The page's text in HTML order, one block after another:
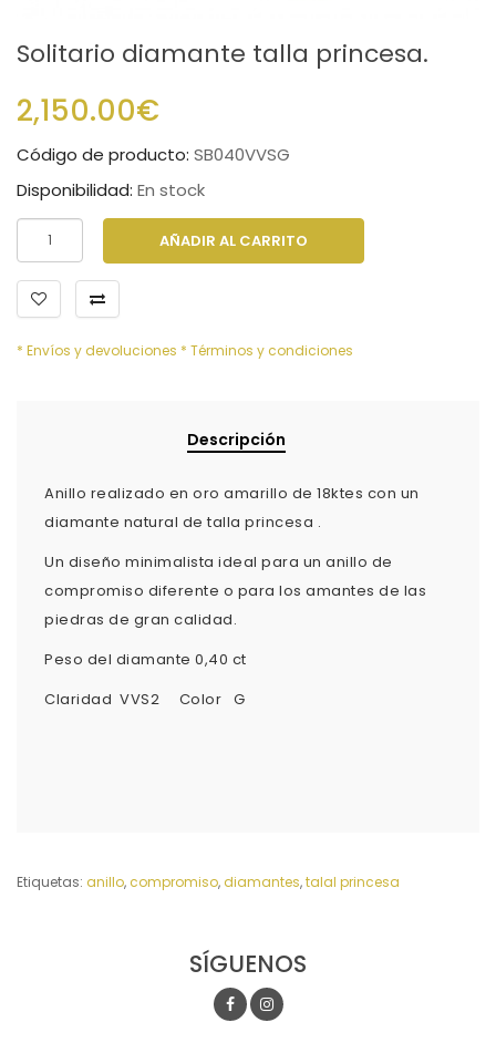
Solitario diamante talla princesa.
2,150.00€
Código de producto: SB040VVSG
Disponibilidad: En stock
AÑADIR AL CARRITO
* Envíos y devoluciones * Términos y condiciones
Descripción
Anillo realizado en oro amarillo de 18ktes con un
diamante natural de talla princesa .
Un diseño minimalista ideal para un anillo de
compromiso diferente o para los amantes de las
piedras de gran calidad.
Peso del diamante 0,40 ct
Claridad VVS2 Color G
Etiquetas: anillo, compromiso, diamantes,talal princesa
SÍGUENOS